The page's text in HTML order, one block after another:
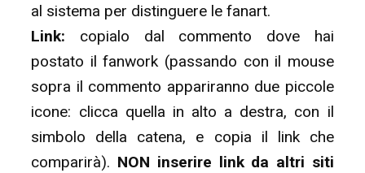
al sistema per distinguere le fanart.
Link: copialo dal commento dove hai
postato il fanwork (passando con il mouse
sopra il commento appariranno due piccole
icone: clicca quella in alto a destra, con il
simbolo della catena, e copia il link che
comparirà). NON inserire link da altri siti